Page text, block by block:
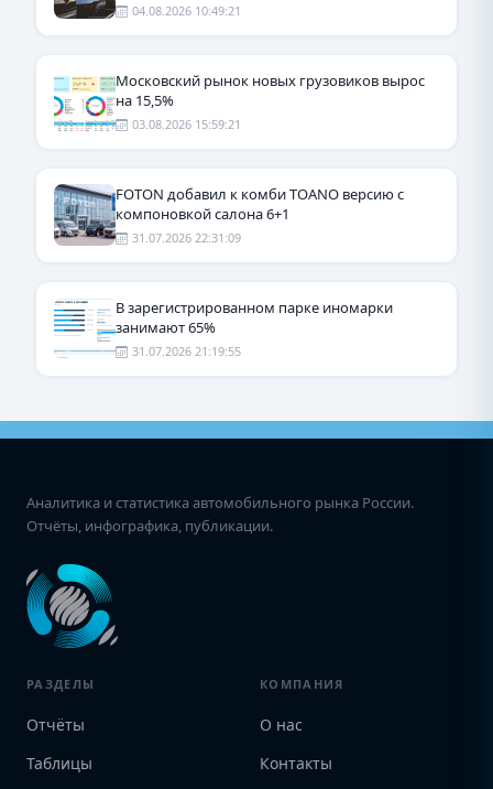
04.08.2026 10:49:21
Московский рынок новых грузовиков вырос
на 15,5%
03.08.2026 15:59:21
FOTON добавил к комби TOANO версию с
компоновкой салона 6+1
31.07.2026 22:31:09
В зарегистрированном парке иномарки
занимают 65%
31.07.2026 21:19:55
Аналитика и статистика автомобильного рынка России.
Отчёты, инфографика, публикации.
РАЗДЕЛЫ
Отчёты
Таблицы
КОМПАНИЯ
О нас
Контакты